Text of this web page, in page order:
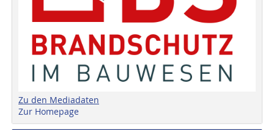
Zu den Mediadaten
Zur Homepage